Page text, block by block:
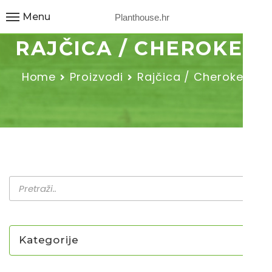
Planthouse.hr
Menu
RAJČICA / CHEROKEE
Home Proizvodi Rajčica / Cherokee
Kategorije